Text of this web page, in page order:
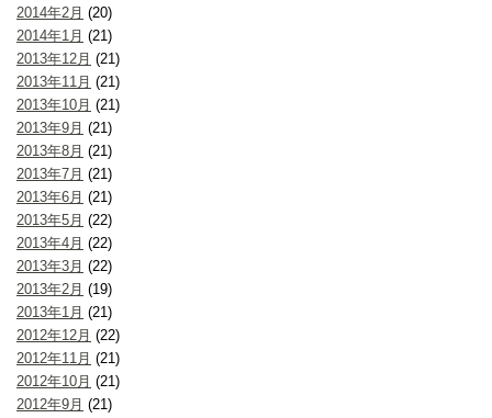
2014年2月 (20)
2014年1月 (21)
2013年12月 (21)
2013年11月 (21)
2013年10月 (21)
2013年9月 (21)
2013年8月 (21)
2013年7月 (21)
2013年6月 (21)
2013年5月 (22)
2013年4月 (22)
2013年3月 (22)
2013年2月 (19)
2013年1月 (21)
2012年12月 (22)
2012年11月 (21)
2012年10月 (21)
2012年9月 (21)